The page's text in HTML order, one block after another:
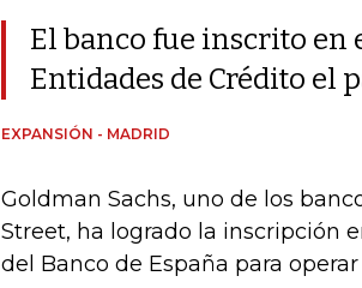
El banco fue inscrito en
Entidades de Crédito el
EXPANSIÓN - MADRID
Goldman Sachs, uno de los
Street, ha logrado la inscripción
del Banco de España para